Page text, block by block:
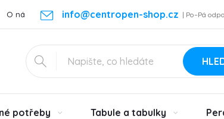
info@centropen-shop.cz | Po–Pá
24 h
O nás Kontakt Vrácení zboží a reklamace
potřeby Tabule a tabulky